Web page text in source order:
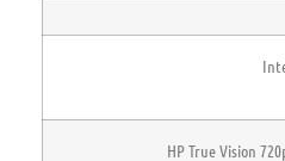
HP True Vision